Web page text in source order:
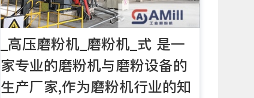
_高压磨粉机_磨粉机_式 是一
家专业的磨粉机与磨粉设备的
生产厂家,作为磨粉机行业的知